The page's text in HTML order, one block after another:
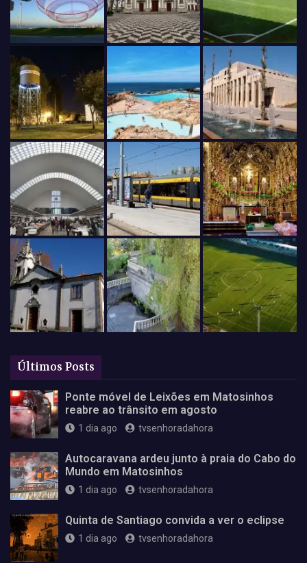
Últimos Posts
Ponte móvel de Leixões em Matosinhos
reabre ao trânsito em agosto
1 dia ago tvsenhoradahora
Autocaravana ardeu junto à praia do Cabo do
Mundo em Matosinhos
1 dia ago tvsenhoradahora
Quinta de Santiago convida a ver o eclipse
1 dia ago tvsenhoradahora